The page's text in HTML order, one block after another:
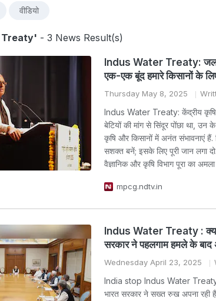
वीडियो
Treaty' - 3 News Result(s)
Indus Water Treaty: जल
एक-एक बूंद हमारे किसानों के
Thursday May 8, 2025
Indus Water Treaty: केंद्रीय कृषि
बेटियों की मांग से सिंदूर पोंछा था, उन
कृषि और किसानों में अनंत संभावनाएं
सशक्त बनें; इसके लिए पूरी जान लगा
वैज्ञानिक और कृषि विभाग पूरा का
mpcg.ndtv.in
Indus Water Treaty :
सरकार ने पहलगाम हमले के बाद
Wednesday April 23, 2025
India stop Indus Water Treaty
भारत सरकार ने सख्त रुख अपना रही